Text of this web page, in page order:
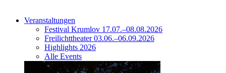
Veranstaltungen
Festival Krumlov 17.07.–08.08.2026
Freilichttheater 03.06.–06.09.2026
Highlights 2026
Alle Events